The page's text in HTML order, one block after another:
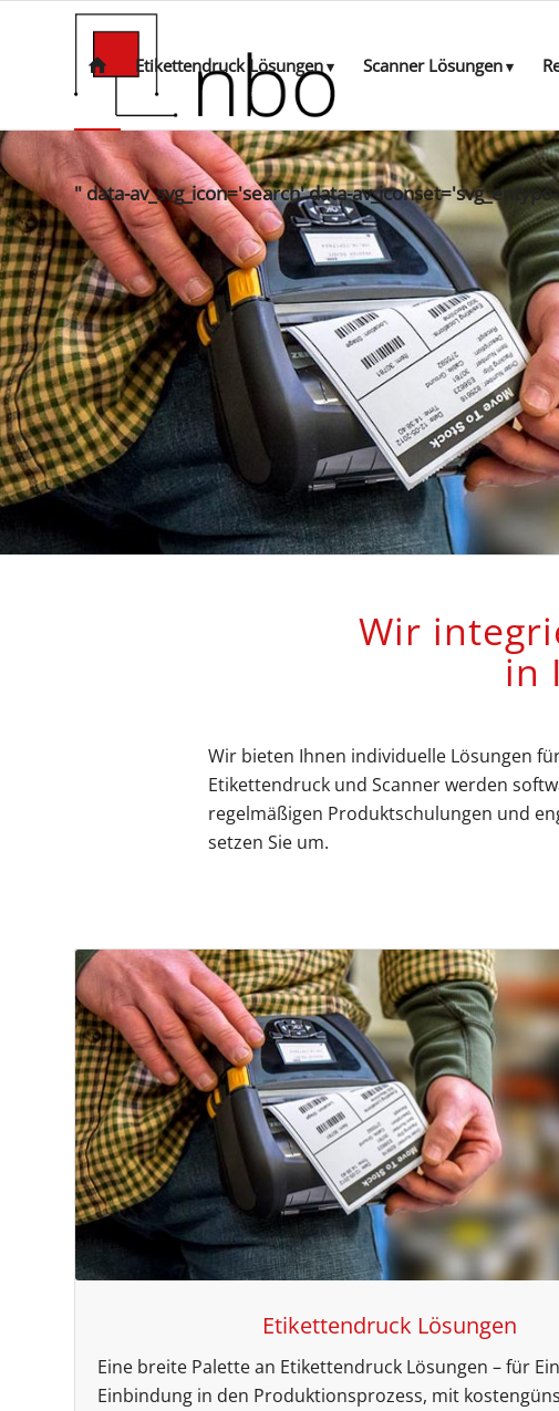
Etikettendruck Lösungen Scanner Lösungen
" data-av_svg_icon='search' data-
Wir
in
Wir bieten Ihnen individuelle Lösungen
Etikettendruck und Scanner werden
regelmäßigen Produktschulungen und
setzen Sie um.
Etikettendruck Lösungen
Eine breite Palette an Etikettendruck Lösungen – für
Einbindung in den Produktionsprozess, mit